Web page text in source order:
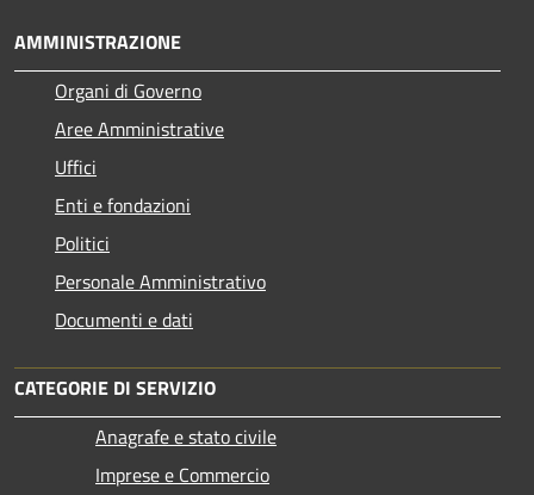
AMMINISTRAZIONE
Organi di Governo
Aree Amministrative
Uffici
Enti e fondazioni
Politici
Personale Amministrativo
Documenti e dati
CATEGORIE DI SERVIZIO
Anagrafe e stato civile
Imprese e Commercio